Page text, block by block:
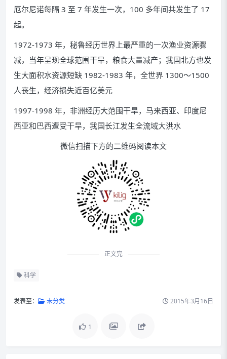
厄尔尼诺每隔 3 至 7 年发生一次，100 多年间共发生了 17
起。
1972-1973 年，秘鲁经历世界上最严重的一次渔业资源骤
减，当年呈现全球范围干旱，粮食大量减产；我国北方也发
生大面积水资源短缺 1982-1983 年，全世界 1300～1500
人丧生，经济损失近百亿美元
1997-1998 年，非洲经历大范围干旱，马来西亚、印度尼
西亚和巴西遭受干旱，我国长江发生全流域大洪水
微信扫描下方的二维码阅读本文
正文完
科学
发表至： 未分类 2015年3月16日
1